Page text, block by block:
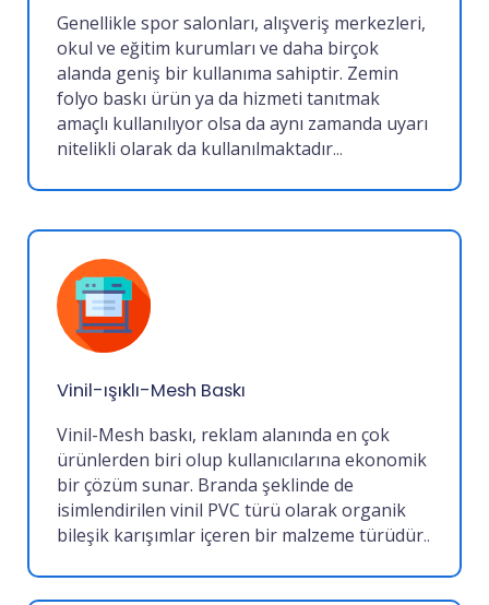
Genellikle spor salonları, alışveriş merkezleri,
okul ve eğitim kurumları ve daha birçok
alanda geniş bir kullanıma sahiptir. Zemin
folyo baskı ürün ya da hizmeti tanıtmak
amaçlı kullanılıyor olsa da aynı zamanda uyarı
nitelikli olarak da kullanılmaktadır...
Vinil-ışıklı-Mesh Baskı
Vinil-Mesh baskı, reklam alanında en çok
ürünlerden biri olup kullanıcılarına ekonomik
bir çözüm sunar. Branda şeklinde de
isimlendirilen vinil PVC türü olarak organik
bileşik karışımlar içeren bir malzeme türüdür..